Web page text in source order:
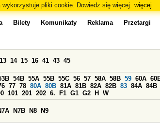
wykorzystuje pliki cookie. Dowiedz się więcej. więcej
Bilety Komunikaty Reklama Przetargi
13 14 15 16 41 43 45
54B 55A 55B 55C 56 57 58A 58B 59 60A
77 78 80A 80B 81A 81B 82A 82B 83 84A 84B
101 201 202 6. F1 G1 G2 H W
N7B N8 N9